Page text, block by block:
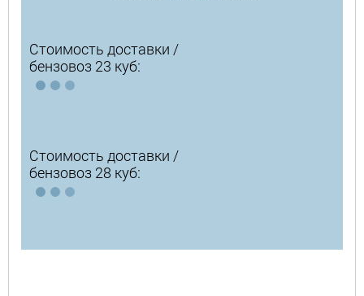
Стоимость доставки /
бензовоз 23 куб:
Стоимость доставки /
бензовоз 28 куб: